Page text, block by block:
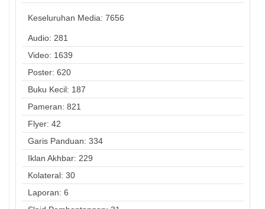
Keseluruhan Media: 7656
Audio: 281
Video: 1639
Poster: 620
Buku Kecil: 187
Pameran: 821
Flyer: 42
Garis Panduan: 334
Iklan Akhbar: 229
Kolateral: 30
Laporan: 6